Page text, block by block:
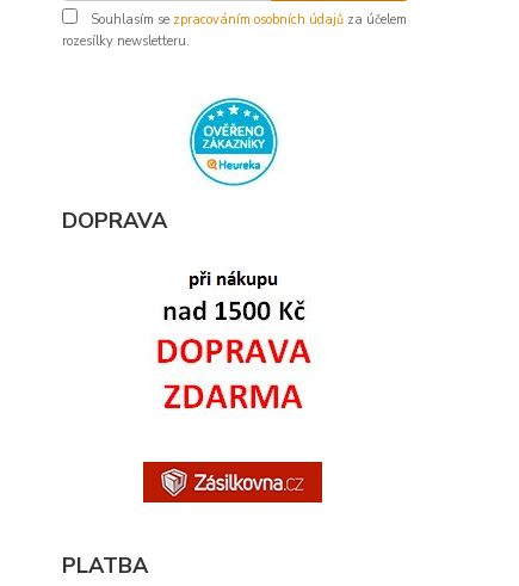
Souhlasím se zpracováním osobních údajů za účelem
rozesílky newsletteru.
DOPRAVA
PLATBA